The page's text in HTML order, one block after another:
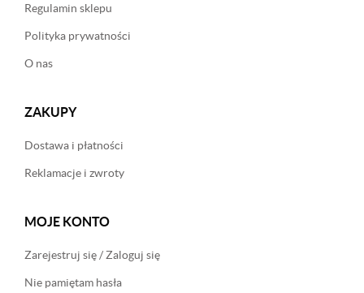
Regulamin sklepu
Polityka prywatności
O nas
ZAKUPY
Dostawa i płatności
Reklamacje i zwroty
MOJE KONTO
Zarejestruj się / Zaloguj się
Nie pamiętam hasła